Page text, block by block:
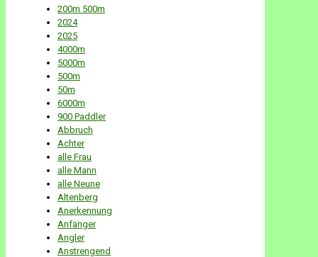
200m 500m
2024
2025
4000m
5000m
500m
50m
6000m
900 Paddler
Abbruch
Achter
alle Frau
alle Mann
alle Neune
Altenberg
Anerkennung
Anfänger
Angler
Anstrengend